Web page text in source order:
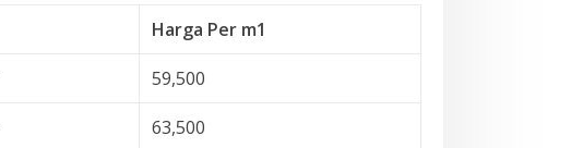
Harga Per m1
59,500
63,500